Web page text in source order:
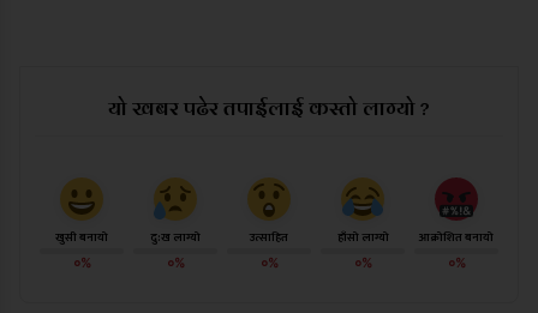
यो खबर पढेर तपाईलाई कस्तो लाग्यो ?
खुसी बनायो
०%
दु:ख लाग्यो
०%
उत्साहित
०%
हाँसो लाग्यो
०%
आक्रोशित बनायो
०%